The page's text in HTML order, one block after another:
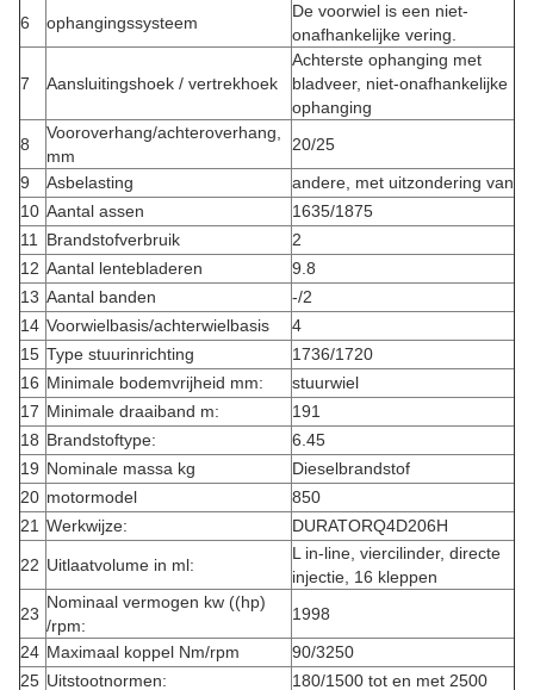
6 ophangingssysteem
De voorwiel is een niet-
onafhankelijke vering.
7 Aansluitingshoek / vertrekhoek
Achterste ophanging met
bladveer, niet-onafhankelijke
ophanging
8
Vooroverhang/achteroverhang,
mm
20/25
9
Asbelasting
andere, met uitzondering van
10 Aantal assen
1635/1875
11
Brandstofverbruik
2
12 Aantal lentebladeren
9.8
13 Aantal banden
-/2
14 Voorwielbasis/achterwielbasis
4
15 Type stuurinrichting
1736/1720
16 Minimale bodemvrijheid mm:
stuurwiel
17 Minimale draaiband m:
191
18 Brandstoftype:
6.45
19 Nominale massa kg
Dieselbrandstof
20 motormodel
850
21 Werkwijze: DURATORQ4D206H
22 Uitlaatvolume in ml:
L in-line, viercilinder, directe
injectie, 16 kleppen
23
Nominaal vermogen kw ((hp)
/rpm:
1998
24 Maximaal koppel Nm/rpm
90/3250
25 Uitstootnormen:
180/1500 tot en met 2500